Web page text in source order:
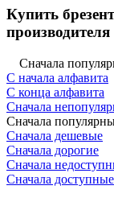
Купить
производителя
Сначала
С начала алфавита
С конца алфавита
Сначала
Сначала
Сначала дешевые
Сначала дорогие
Сначала
Сначала доступные